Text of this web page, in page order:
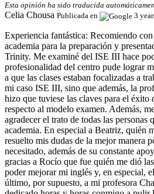
Esta opinión ha sido traducida
Celia Chousa Publicada en 3
Experiencia fantástica: Recomiendo
academia para la preparación y
Trinity. Me examiné del ISE III hace
profesionalidad del centro pude lograr
a que las clases estaban focalizadas a
mi caso ISE III, sino que además, la
hizo que tuviese las claves para el éxito
respecto al modelo examen. Además,
agradecer el trato de todas las personas
academia. En especial a Beatriz, quién
resuelto mis dudas de la mejor manera
necesitado, además de su constante
gracias a Rocío que fue quién me dió
poder mejorar mi inglés y, en especial,
último, por supuesto, a mi profesora